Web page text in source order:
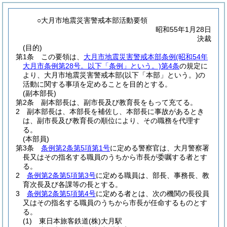
○大月市地震災害警戒本部活動要領
昭和55年1月28日
決裁
(目的)
第1条
この要領は、 大月市地震災害警戒本部条例(昭和54年
大月市条例第28号。以下「条例」という。)第4条の規定に
より、大月市地震災害警戒本部(以下「本部」という。)の
活動に関する事項を定めることを目的とする。
(副本部長)
第2条
副本部長は、副市長及び教育長をもって充てる。
2
副本部長は、本部長を補佐し、本部長に事故があるとき
は、副市長及び教育長の順位により、その職務を代理す
る。
(本部員)
第3条
条例第2条第5項第1号に定める警察官は、大月警察署
長又はその指名する職員のうちから市長が委嘱する者とす
る。
2
条例第2条第5項第3号に定める職員は、部長、事務長、教
育次長及び各課等の長とする。
3
条例第2条第5項第4号に定める者とは、次の機関の長役員
又はその指名する職員のうちから市長が任命するものとす
る。
(1)
東日本旅客鉄道(株)大月駅